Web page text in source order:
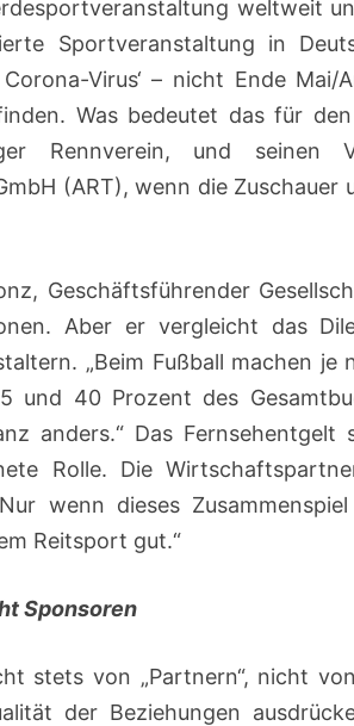
weltweit
Sportveranstaltung in
Virus‘ – nicht Ende
Was bedeutet das für
Rennverein, und seinen
(ART), wenn die
Geschäftsführender
Aber er vergleicht das
„Beim Fußball machen je
und 40 Prozent des
anders.“ Das Fernsehentgelt
Rolle. Die
wenn dieses
Reitsport gut.“
Sponsoren
stets von „Partnern“, nicht
der Beziehungen